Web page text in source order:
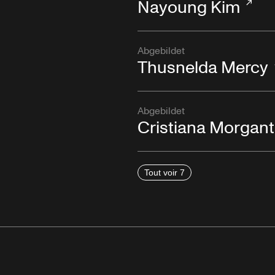
Nayoung Kim
Abgebildet
Thusnelda Mercy
Abgebildet
Cristiana
Tout voir 7